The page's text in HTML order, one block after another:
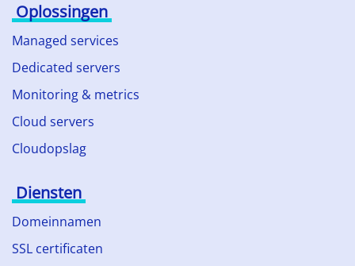
Oplossingen
Managed services
Dedicated servers
Monitoring & metrics
Cloud servers
Cloudopslag
Diensten
Domeinnamen
SSL certificaten